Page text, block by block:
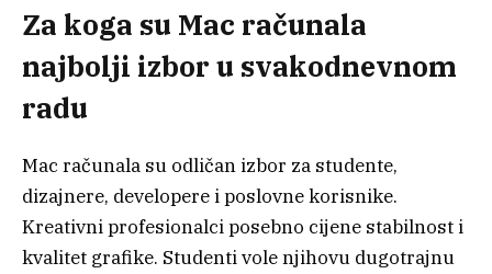
Za koga su Mac računala
najbolji izbor u svakodnevnom
radu
Mac računala su odličan izbor za studente,
dizajnere, developere i poslovne korisnike.
Kreativni profesionalci posebno cijene stabilnost i
kvalitet grafike. Studenti vole njihovu dugotrajnu